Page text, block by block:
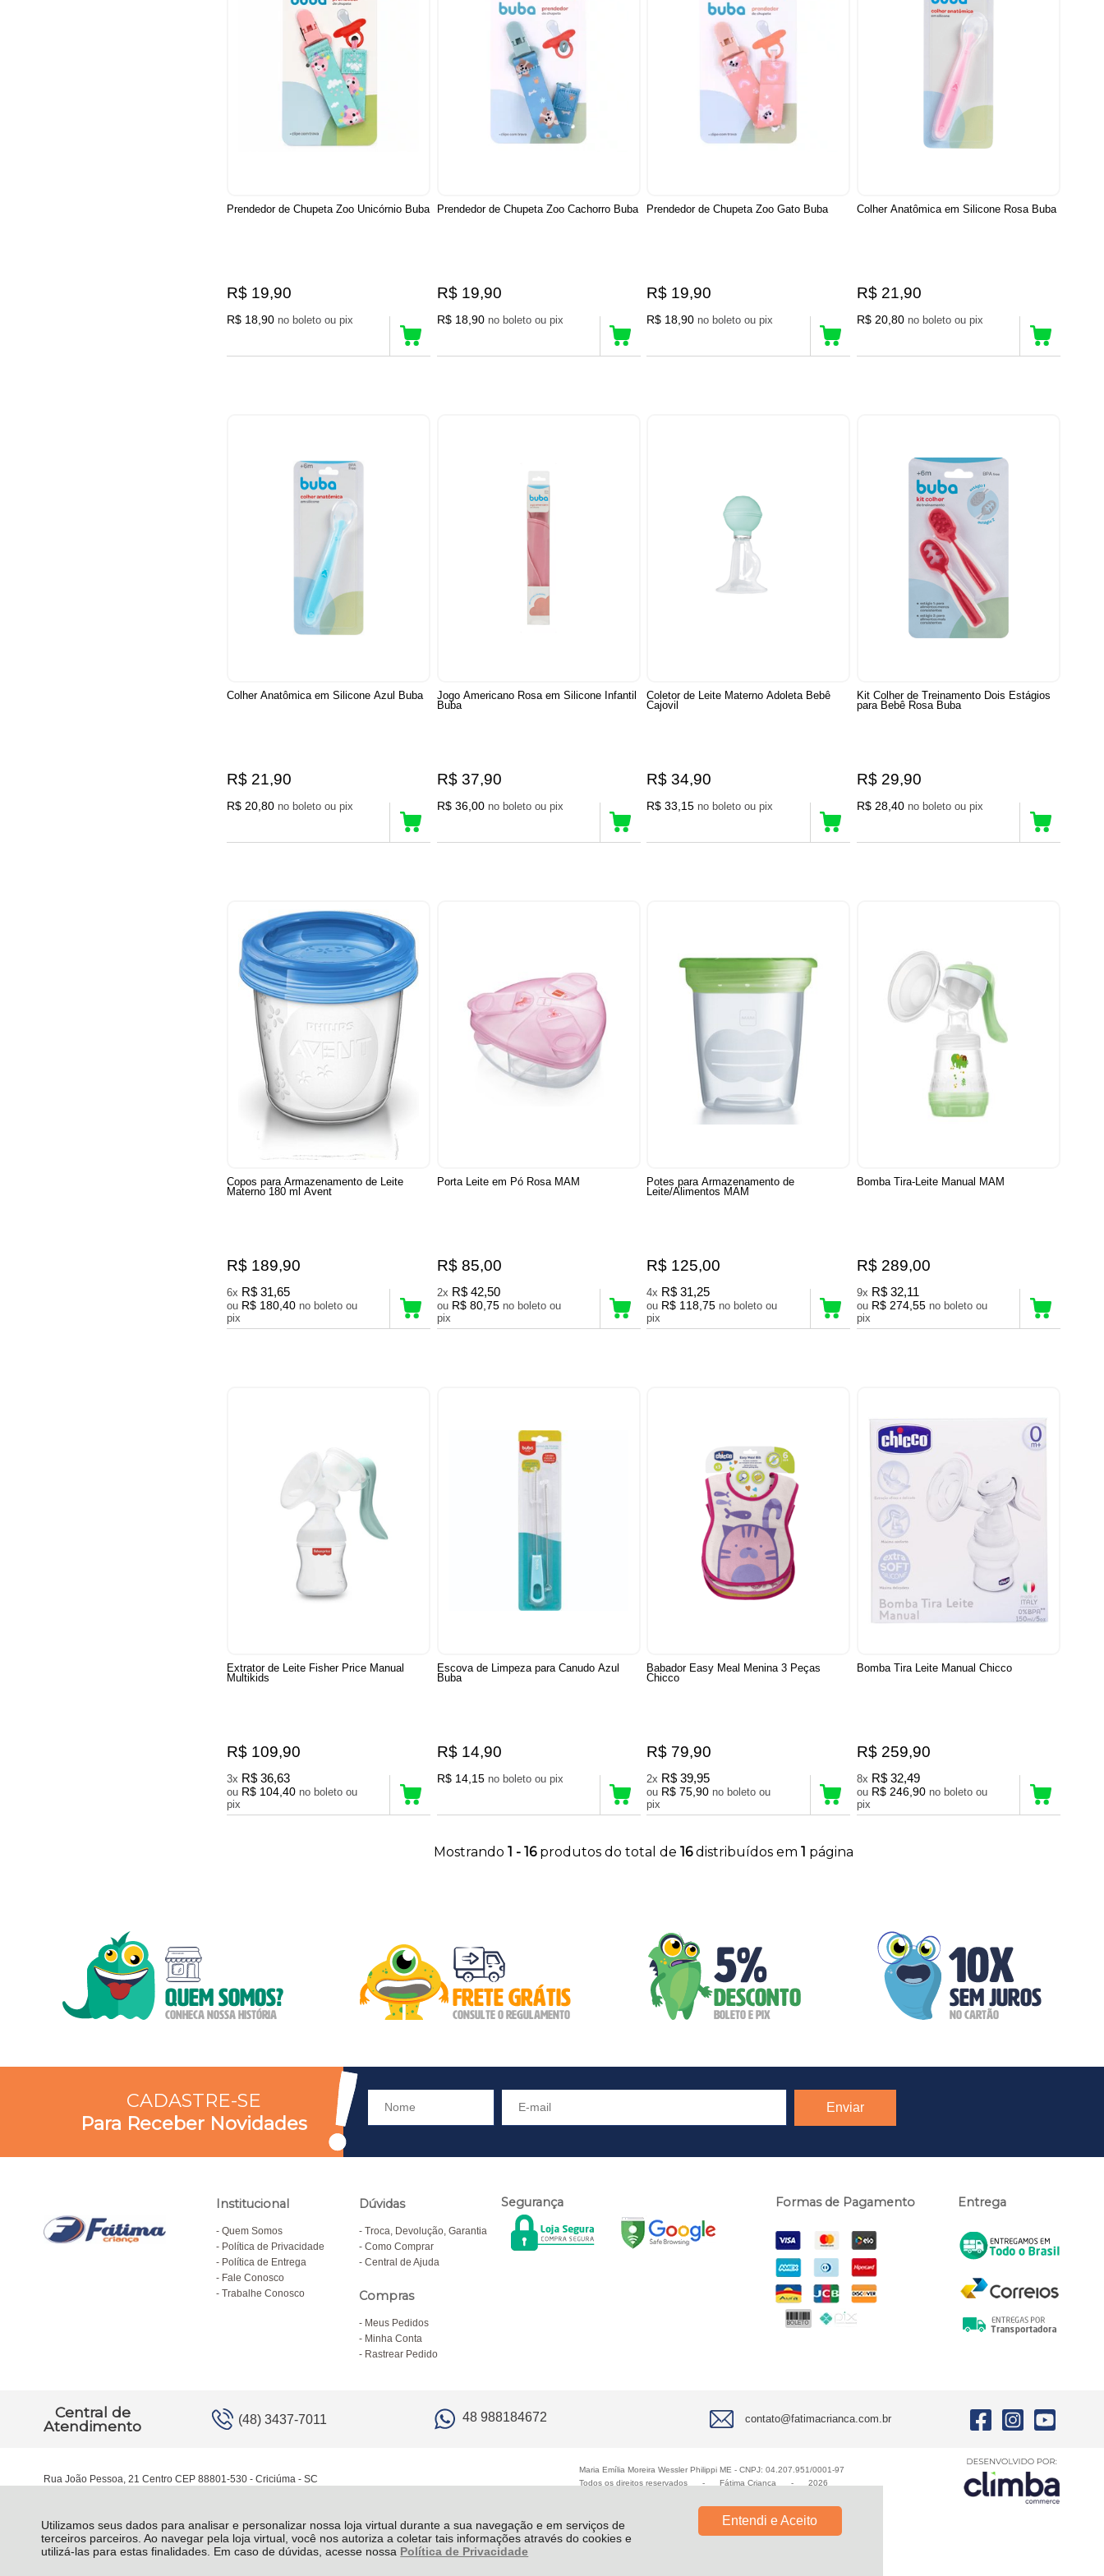
Utilizamos seus dados para analisar e personalizar nossa loja virtual durante a sua navegação e em serviços de
terceiros parceiros. Ao navegar pela loja virtual, você nos autoriza a coletar tais informações através do cookies e
utilizá-las para estas finalidades. Em caso de dúvidas, acesse nossa Política de Privacidade
Entendi e Aceito
Prendedor de Chupeta Zoo Unicórnio Buba
R$ 19,90
R$ 18,90 no boleto ou pix
Prendedor de Chupeta Zoo Cachorro Buba
R$ 19,90
R$ 18,90 no boleto ou pix
Prendedor de Chupeta Zoo Gato Buba
R$ 19,90
R$ 18,90 no boleto ou pix
Colher Anatômica em Silicone Rosa Buba
R$ 21,90
R$ 20,80 no boleto ou pix
Colher Anatômica em Silicone Azul Buba
R$ 21,90
R$ 20,80 no boleto ou pix
Jogo Americano Rosa em Silicone Infantil
Buba
R$ 37,90
R$ 36,00 no boleto ou pix
Coletor de Leite Materno Adoleta Bebê
Cajovil
R$ 34,90
R$ 33,15 no boleto ou pix
Kit Colher de Treinamento Dois Estágios
para Bebê Rosa Buba
R$ 29,90
R$ 28,40 no boleto ou pix
Copos para Armazenamento de Leite
Materno 180 ml Avent
R$ 189,90
6x R$ 31,65
ou R$ 180,40 no boleto ou
pix
Porta Leite em Pó Rosa MAM
R$ 85,00
2x R$ 42,50
ou R$ 80,75 no boleto ou
pix
Potes para Armazenamento de
Leite/Alimentos MAM
R$ 125,00
4x R$ 31,25
ou R$ 118,75 no boleto ou
pix
Bomba Tira-Leite Manual MAM
R$ 289,00
9x R$ 32,11
ou R$ 274,55 no boleto ou
pix
Extrator de Leite Fisher Price Manual
Multikids
R$ 109,90
3x R$ 36,63
ou R$ 104,40 no boleto ou
pix
Escova de Limpeza para Canudo Azul
Buba
R$ 14,90
R$ 14,15 no boleto ou pix
Babador Easy Meal Menina 3 Peças
Chicco
R$ 79,90
2x R$ 39,95
ou R$ 75,90 no boleto ou
pix
Bomba Tira Leite Manual Chicco
R$ 259,90
8x R$ 32,49
ou R$ 246,90 no boleto ou
pix
Mostrando 1 - 16 produtos do total de 16distribuídos em 1 página
CADASTRE-SE
Para Receber Novidades
Institucional
Quem Somos
Política de Privacidade
Política de Entrega
Fale Conosco
Trabalhe Conosco
Dúvidas
Troca, Devolução, Garantia
Como Comprar
Central de Ajuda
Compras
Meus Pedidos
Minha Conta
Rastrear Pedido
Segurança Formas de Pagamento Entrega
Central de
Atendimento
(48) 3437-7011 48 988184672 contato@fatimacrianca.com.br
Rua João Pessoa, 21 Centro CEP 88801-530 - Criciúma - SC
Maria Emília Moreira Wessler Philippi ME - CNPJ: 04.207.951/0001-97
Todos os direitos reservados
- Fátima Criança - 2026